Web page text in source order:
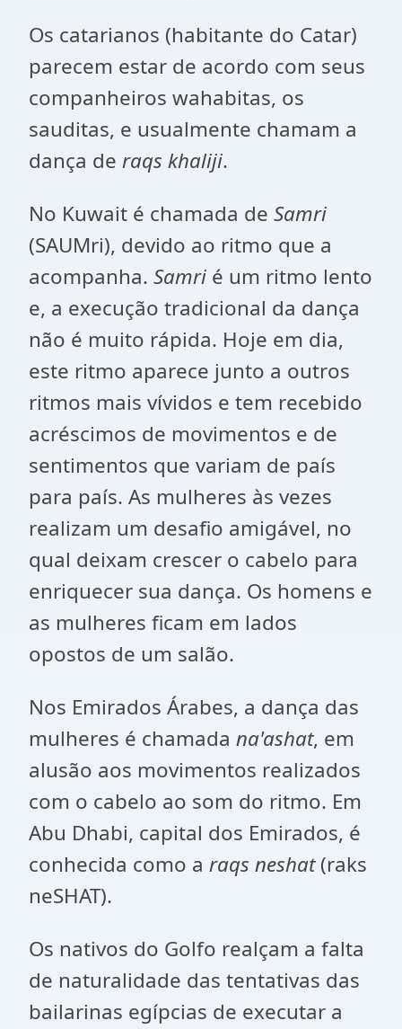
Os catarianos (habitante do Catar)
parecem estar de acordo com seus
companheiros wahabitas, os
sauditas, e usualmente chamam a
dança de raqs khaliji.
No Kuwait é chamada de Samri
(SAUMri), devido ao ritmo que a
acompanha. Samri é um ritmo lento
e, a execução tradicional da dança
não é muito rápida. Hoje em dia,
este ritmo aparece junto a outros
ritmos mais vívidos e tem recebido
acréscimos de movimentos e de
sentimentos que variam de país
para país. As mulheres às vezes
realizam um desafio amigável, no
qual deixam crescer o cabelo para
enriquecer sua dança. Os homens e
as mulheres ficam em lados
opostos de um salão.
Nos Emirados Árabes, a dança das
mulheres é chamada na'ashat, em
alusão aos movimentos realizados
com o cabelo ao som do ritmo. Em
Abu Dhabi, capital dos Emirados, é
conhecida como a raqs neshat(raks
neSHAT).
Os nativos do Golfo realçam a falta
de naturalidade das tentativas das
bailarinas egípcias de executar a